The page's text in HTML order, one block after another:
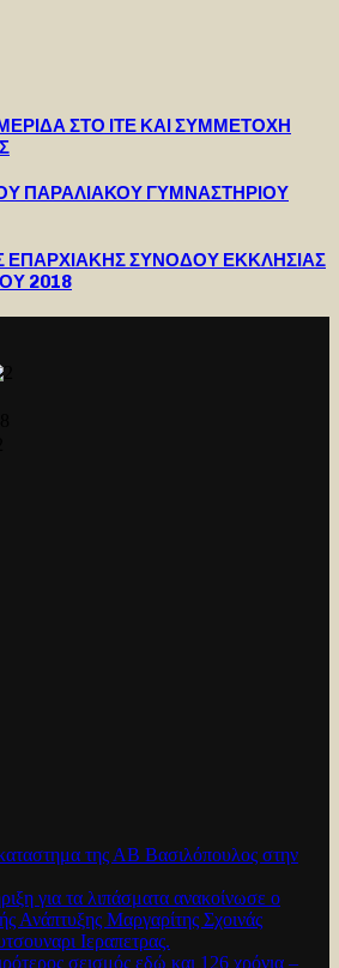
ΣΤΟ ΙΤΕ ΚΑΙ ΣΥΜΜΕΤΟΧΗ
ΠΑΡΑΛΙΑΚΟΥ ΓΥΜΝΑΣΤΗΡΙΟΥ
ΕΠΑΡΧΙΑΚΗΣ ΣΥΝΟΔΟΥ ΕΚΚΛΗΣΙΑΣ
2018
της ΑΒ Βασιλόπουλος στην
για τα λιπάσματα ανακοίνωσε ο
Ανάπτυξης Μαργαρίτης Σχοινάς
Ιεραπετρας.
σεισμός εδώ και 126 χρόνια –